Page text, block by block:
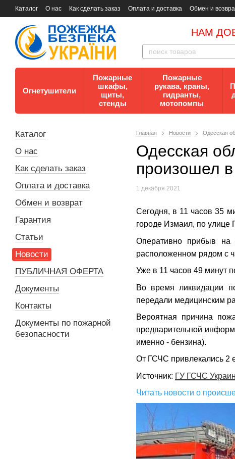
Каталог О нас Как сделать заказ Оплата и доставка Обмен и
Документы
Контакты Документы по пожарной безопасности
НАМ
Огнетушители
Пожарные
шкафы,
щиты,
стенды
Пожарные
рукава, краны,
гидранты,
мотопомпы
Главная Новости Одесская
Одесская
произошел
1 декабря 2021
Сегодня, в 11 часов 35
городе Измаил, по
Оперативно прибыв на
расположенном рядом с
Уже в 11 часов 49 минут
Во время ликвидации
передали медицинским
Вероятная причина
предварительной
именно - бензина).
От ГСЧС привлекались 2
Источник: ГУ ГСЧС
Читать новости о
Каталог
О нас
Как сделать заказ
Оплата и доставка
Обмен и возврат
Гарантия
Статьи
Новости
ПУБЛИЧНАЯ ОФЕРТА
Документы
Контакты
Документы по пожарной
безопасности